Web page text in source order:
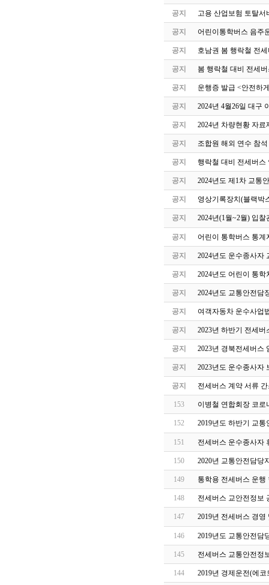
공지 고용 산업보험 토탈서
공지 어린이통학버스 음주
공지 호남권 봄 행락철 전
공지 봄 행락철 대비 전세
공지 운행증 발급 <안전하
공지 2024년 4월26일 대구
공지 2024년 차량현황 자료
공지 조합원 해외 연수 참
공지 행락철 대비 전세버스
공지 2024년도 제1차 교통
공지 영상기록장치(블랙박
공지 2024년(1월~2월) 입
공지 어린이 통학버스 통계
공지 2024년도 운수종사자
공지 2024년도 어린이 통
공지 2024년도 교통안전담
공지 여객자동차 운수사업
공지 2023년 하반기 전세
공지 2023년 경북전세버스
공지 2023년도 운수종사자
공지 전세버스 계약 서류
153 이병철 연합회장 코로
152 2019년도 하반기 교
151 전세버스 운수종사자
150 2020년 교통안전담당
149 통학용 전세버스 운행
148 전세버스 교안전정보
147 2019년 전세버스 경
146 2019년도 교통안전담
145 전세버스 교통안전정
144 2019년 경제운전(에